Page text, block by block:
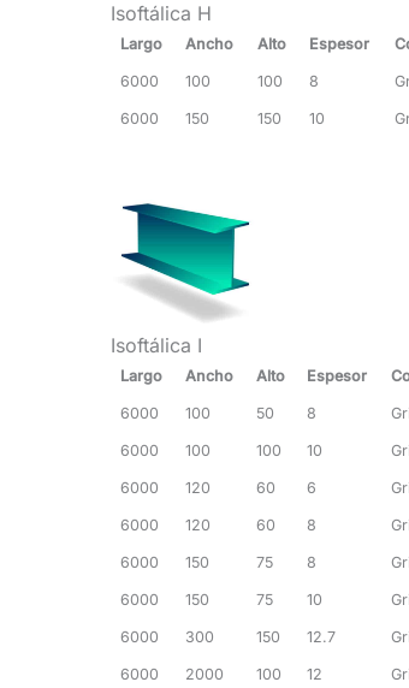
Isoftálica H
Largo Ancho Alto Espesor
6000 100 100 8
6000 150 150 10
Isoftálica I
Largo Ancho Alto Espesor
6000 100 50 8
6000 100 100 10
6000 120 60 6
6000 120 60 8
6000 150 75 8
6000 150 75 10
6000 300 150 12.7
6000 2000 100 12